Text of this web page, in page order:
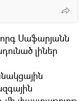
Սաֆարյանն
լիներ